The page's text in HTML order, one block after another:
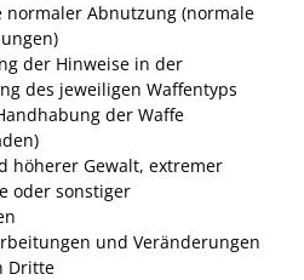
normaler Abnutzung (normale
der Hinweise in der
des jeweiligen Waffentyps
der Waffe
höherer Gewalt, extremer
oder sonstiger
und Veränderungen
Dritte